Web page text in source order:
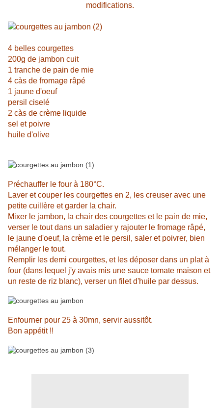
modifications.
4 belles courgettes
200g de jambon cuit
1 tranche de pain de mie
4 càs de fromage râpé
1 jaune d'oeuf
persil ciselé
2 càs de crème liquide
sel et poivre
huile d'olive
Préchauffer le four à 180°C.
Laver et couper les courgettes en 2, les creuser avec une
petite cuillère et garder la chair.
Mixer le jambon, la chair des courgettes et le pain de mie,
verser le tout dans un saladier y rajouter le fromage râpé,
le jaune d'oeuf, la crème et le persil, saler et poivrer, bien
mélanger le tout.
Remplir les demi courgettes, et les déposer dans un plat à
four (dans lequel j'y avais mis une sauce tomate maison et
un reste de riz blanc), verser un filet d'huile par dessus.
Enfourner pour 25 à 30mn, servir aussitôt.
Bon appétit !!